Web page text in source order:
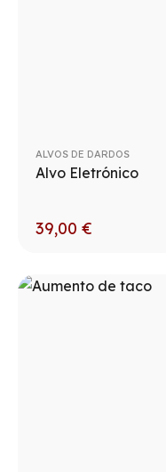
ALVOS DE DARDOS
Alvo Eletrónico
39,00 €